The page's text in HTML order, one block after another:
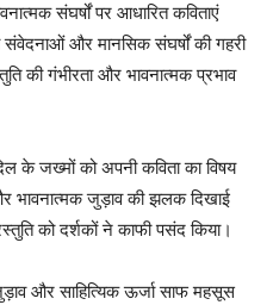
संघर्षों पर आधारित कविताएं
और मानसिक संघर्षों की गहरी
की गंभीरता और भावनात्मक प्रभाव
के जख्मों को अपनी कविता का विषय
भावनात्मक जुड़ाव की झलक दिखाई
को दर्शकों ने काफी पसंद किया।
और साहित्यिक ऊर्जा साफ महसूस